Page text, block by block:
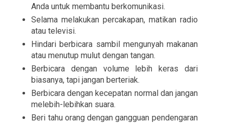
Anda untuk membantu berkomunikasi.
Selama melakukan percakapan, matikan radio
atau televisi.
Hindari berbicara sambil mengunyah makanan
atau menutup mulut dengan tangan.
Berbicara dengan volume lebih keras dari
biasanya, tapi jangan berteriak.
Berbicara dengan kecepatan normal dan jangan
melebih-lebihkan suara.
Beri tahu orang dengan gangguan pendengaran